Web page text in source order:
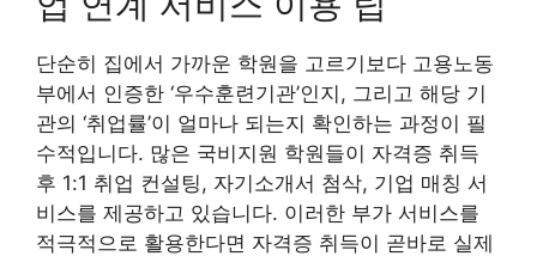
단순히 집에서 가까운 학원을 고르기보다 고용노동
부에서 인증한 ‘우수훈련기관’인지, 그리고 해당 기
관의 ‘취업률’이 얼마나 되는지 확인하는 과정이 필
수적입니다. 많은 국비지원 학원들이 자격증 취득
후 1:1 취업 컨설팅, 자기소개서 첨삭, 기업 매칭 서
비스를 제공하고 있습니다. 이러한 부가 서비스를
적극적으로 활용한다면 자격증 취득이 곧바로 실제